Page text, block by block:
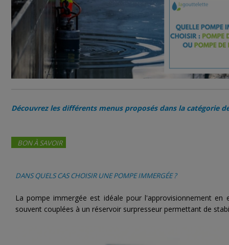
Découvrez les différents menus proposés dans la catégorie
BON À SAVOIR
DANS QUELS CAS CHOISIR UNE POMPE IMMERGÉE ?
La pompe immergée est idéale pour l'approvisionnement
souvent couplées à un réservoir surpresseur permettant de